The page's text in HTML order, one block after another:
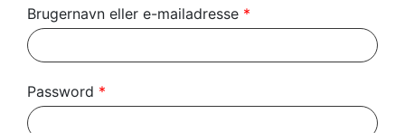
DEBAT
Brugernavn eller e-mailadresse *
Password *